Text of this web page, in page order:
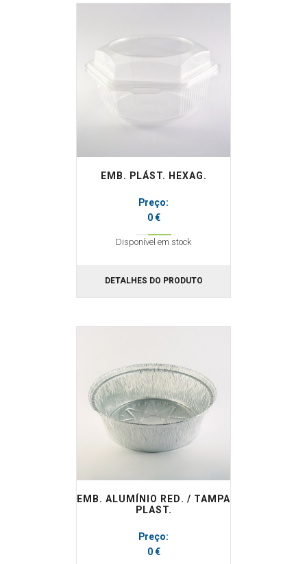
EMB. PLÁST. HEXAG.
Preço:
0 €
Disponível em stock
DETALHES DO PRODUTO
EMB. ALUMÍNIO RED. / TAMPA
PLAST.
Preço:
0 €